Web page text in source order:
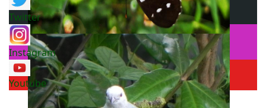
Twitter
Instagram
Youtube